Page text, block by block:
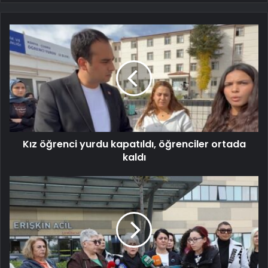
Kız öğrenci yurdu kapatıldı, öğrenciler ortada
kaldı